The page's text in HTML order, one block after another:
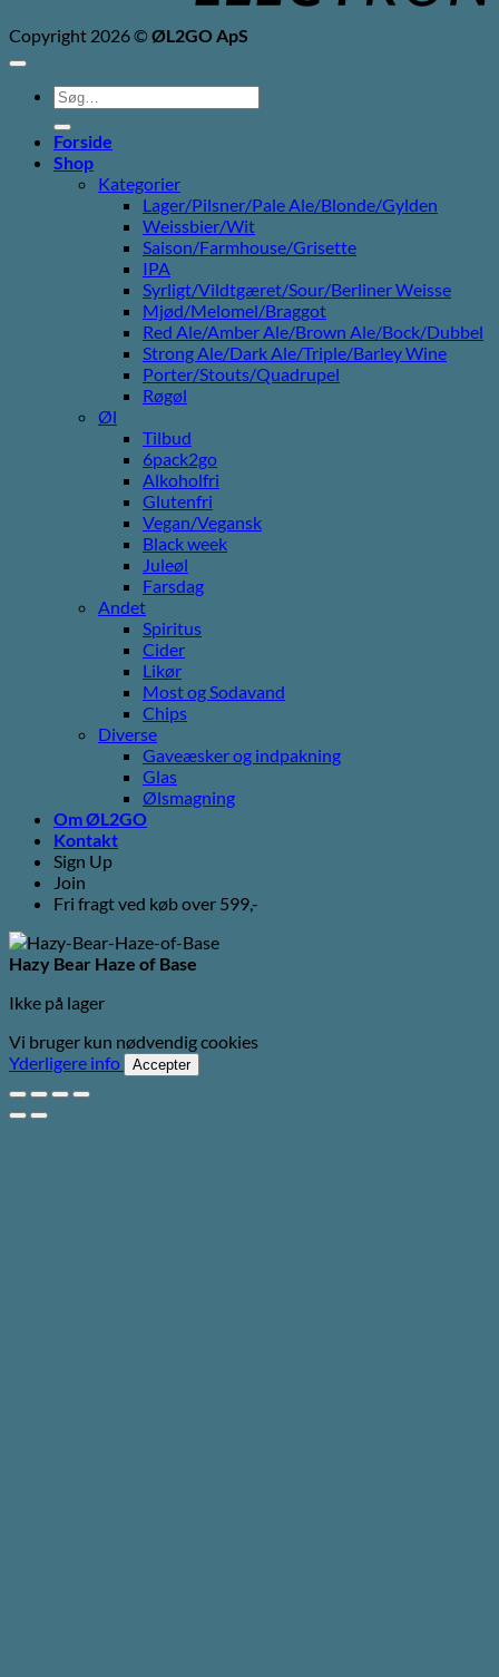
Copyright 2026 ©ØL2GO ApS
Søg
efter:
Forside
Shop
Kategorier
Lager/Pilsner/Pale Ale/Blonde/Gylden
Weissbier/Wit
Saison/Farmhouse/Grisette
IPA
Syrligt/Vildtgæret/Sour/Berliner Weisse
Mjød/Melomel/Braggot
Red Ale/Amber Ale/Brown Ale/Bock/Dubbel
Strong Ale/Dark Ale/Triple/Barley Wine
Porter/Stouts/Quadrupel
Røgøl
Øl
Tilbud
6pack2go
Alkoholfri
Glutenfri
Vegan/Vegansk
Black week
Juleøl
Farsdag
Andet
Spiritus
Cider
Likør
Most og Sodavand
Chips
Diverse
Gaveæsker og indpakning
Glas
Ølsmagning
Om ØL2GO
Kontakt
Sign Up
Join
Fri fragt ved køb over 599,-
Hazy Bear Haze of Base
Ikke på lager
Vi bruger kun nødvendig cookies
Yderligere info
Accepter